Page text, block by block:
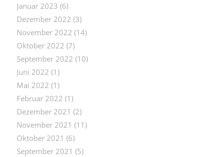
Januar 2023 (6)
Dezember 2022 (3)
November 2022 (14)
Oktober 2022 (7)
September 2022 (10)
Juni 2022 (1)
Mai 2022 (1)
Februar 2022 (1)
Dezember 2021 (2)
November 2021 (11)
Oktober 2021 (6)
September 2021 (5)